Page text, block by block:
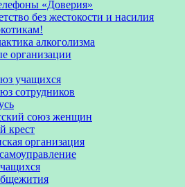
«Доверия»
без жестокости и насилия
алкоголизма
организации
учащихся
сотрудников
союз женщин
крест
организация